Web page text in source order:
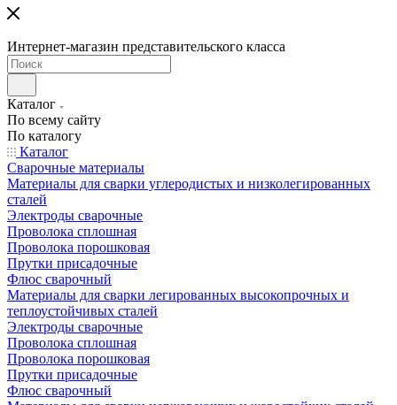
Интернет-магазин представительского класса
Каталог
По всему сайту
По каталогу
Каталог
Сварочные материалы
Материалы для сварки углеродистых и низколегированных
сталей
Электроды сварочные
Проволока сплошная
Проволока порошковая
Прутки присадочные
Флюс сварочный
Материалы для сварки легированных высокопрочных и
теплоустойчивых сталей
Электроды сварочные
Проволока сплошная
Проволока порошковая
Прутки присадочные
Флюс сварочный